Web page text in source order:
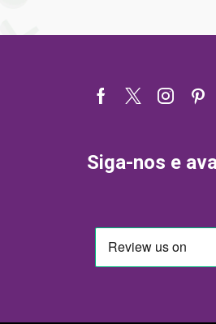
Facebook
Twitter
Siga-nos e